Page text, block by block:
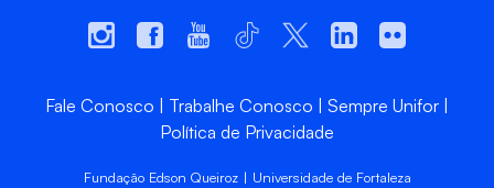
Fale Conosco Trabalhe Conosco
Sempre Unifor
Política de Privacidade
Fundação Edson Queiroz | Universidade de Fortaleza